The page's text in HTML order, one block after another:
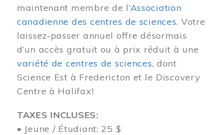
maintenant membre de l’Association
canadienne des centres de sciences. Votre
laissez-passer annuel offre désormais
d’un accès gratuit ou à prix réduit à une
variété de centres de sciences, dont
Science Est à Fredericton et le Discovery
Centre à Halifax!
TAXES INCLUSES:
• Jeune / Étudiant: 25 $